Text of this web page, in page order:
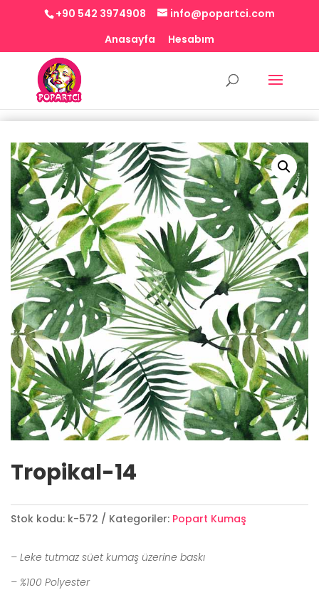
+90 542 3974908
info@popartci.com
Anasayfa
Hesabım
Tropikal-14
Stok kodu: k-572 Kategoriler: Popart Kumaş
– Leke tutmaz süet kumaş üzerine baskı
– %100 Polyester